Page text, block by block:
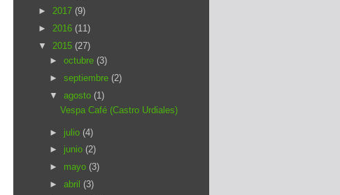
► 2017 (9)
► 2016 (11)
▼ 2015 (27)
► octubre (3)
► septiembre (2)
▼ agosto (1)
Vespa Café (Castro Urdiales)
► julio (4)
► junio (2)
► mayo (3)
► abril (3)